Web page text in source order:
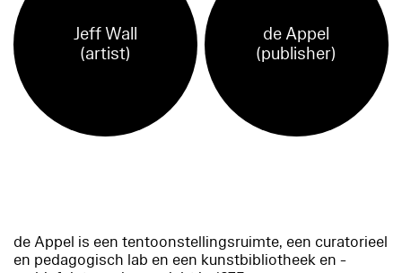
Jeff Wall
(artist)
de Appel
(publisher)
de Appel is een tentoonstellingsruimte, een curatorieel
en pedagogisch lab en een kunstbibliotheek en -